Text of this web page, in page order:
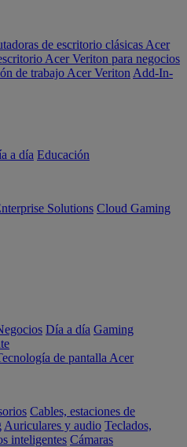
de escritorio clásicas Acer
Acer Veriton para negocios
de trabajo Acer Veriton Add-In-
a día Educación
Solutions Cloud Gaming
Día a día Gaming
de pantalla Acer
Cables, estaciones de
Auriculares y audio Teclados,
inteligentes Cámaras